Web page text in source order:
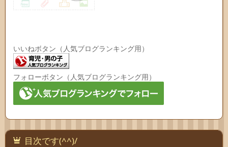
いいねボタン（人気ブログランキング用）
フォローボタン（人気ブログランキング用）
目次です(^^)/